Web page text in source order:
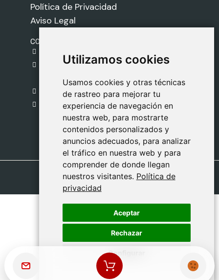
Utilizamos cookies
Usamos cookies y otras técnicas
de rastreo para mejorar tu
experiencia de navegación en
nuestra web, para mostrarte
contenidos personalizados y
anuncios adecuados, para analizar
el tráfico en nuestra web y para
comprender de donde llegan
nuestros visitantes. Política de
privacidad
Aceptar
Rechazar
Configurar
Utilizamos cookies
Usamos cookies y otras técnicas
de rastreo para mejorar tu
experiencia de navegación en
nuestra web, para mostrarte
contenidos personalizados y
anuncios adecuados, para analizar
el tráfico en nuestra web y para
comprender de donde llegan
nuestros visitantes. Política de
privacidad
Aceptar
Rechazar
Configurar
Política de Privacidad
Aviso Legal
CONTACTO
C. del Pradillo, 6, 28770 Colmenar Viejo,
Madrid
918 459 877
Lunes a Viernes
09:00 - 13:00